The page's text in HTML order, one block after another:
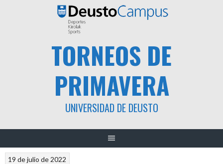
TORNEOS DE
PRIMAVERA
UNIVERSIDAD DE DEUSTO
19 de julio de 2022